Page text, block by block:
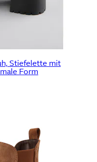
Stiefelette mit
Form